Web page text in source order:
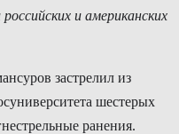
и американских
застрелил из
шестерых
ранения.